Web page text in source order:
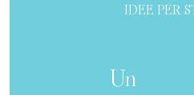
IDEE PER
Un